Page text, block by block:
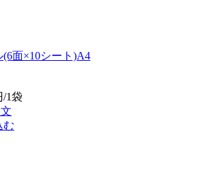
面×10シート)A4
/1袋
む